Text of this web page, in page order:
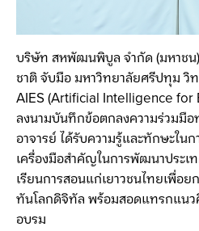
บริษัท สหพัฒนพิบูล จำกัด (มหาชน)
ชาติ จับมือ มหาวิทยาลัยศรีปทุม วิท
AIES (Artificial Intelligence
ลงนามบันทึกข้อตกลงความร่วมมือ
อาจารย์ ได้รับความรู้และทักษะใน
เครื่องมือสำคัญในการพัฒนาประเ
เรียนการสอนแก่เยาวชนไทยเพื่อย
ทันโลกดิจิทัล พร้อมสอดแทรกแนว
อบรม